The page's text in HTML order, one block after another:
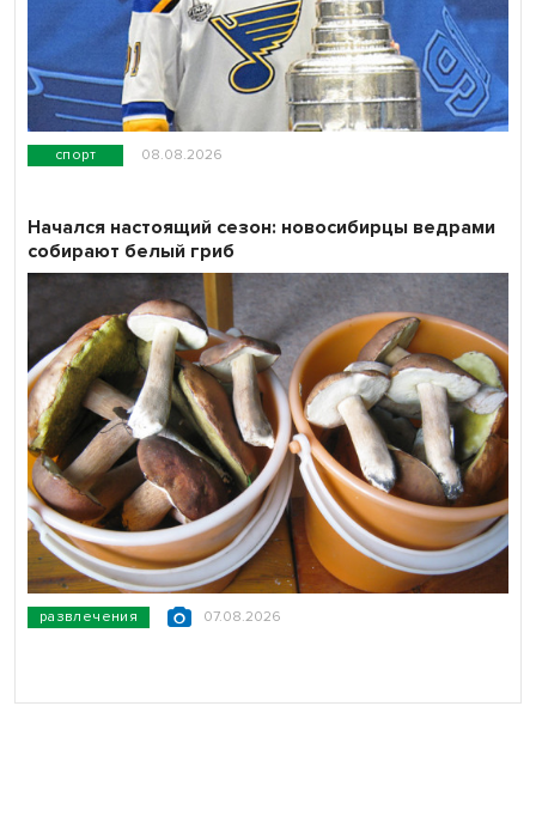
спорт 08.08.2026
развлечения 07.08.2026
Начался настоящий сезон: новосибирцы ведрами
собирают белый гриб